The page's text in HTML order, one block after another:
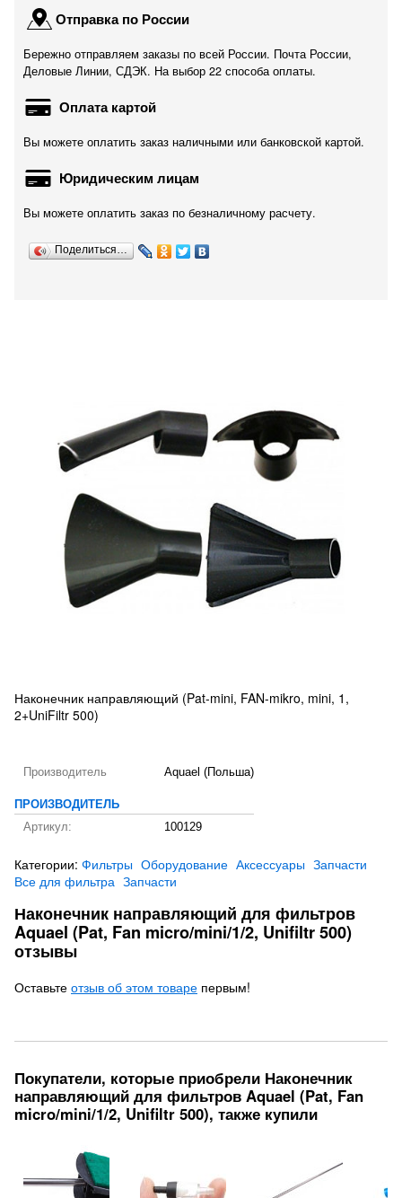
Отправка по России
Бережно отправляем заказы по всей России. Почта России,
Деловые Линии, СДЭК. На выбор 22 способа оплаты.
Оплата картой
Вы можете оплатить заказ наличными или банковской картой.
Юридическим лицам
Вы можете оплатить заказ по безналичному расчету.
Поделиться…
Наконечник направляющий (Pat-mini, FAN-mikro, mini, 1,
2+UniFiltr 500)
Производитель Aquael (Польша)
ПРОИЗВОДИТЕЛЬ
Артикул:
100129
Категории: Фильтры Оборудование Аксессуары Запчасти
Все для фильтра Запчасти
Наконечник направляющий для фильтров
Aquael (Pat, Fan micro/mini/1/2, Unifiltr 500)
отзывы
Оставьте отзыв об этом товаре первым!
Покупатели, которые приобрели Наконечник
направляющий для фильтров Aquael (Pat, Fan
micro/mini/1/2, Unifiltr 500), также купили